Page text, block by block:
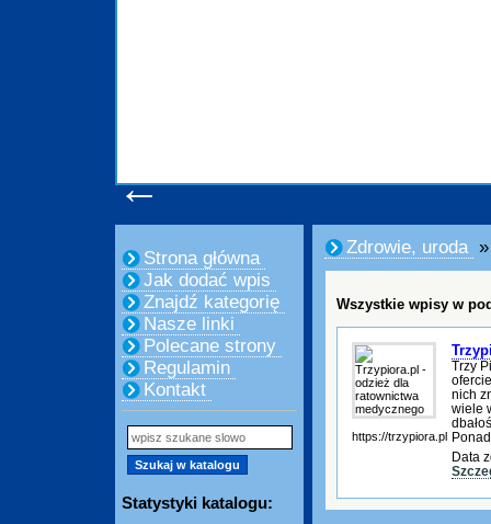
←
Strona główna
Jak dodać wpis
Znajdź kategorię
Nasze linki
Polecane strony
Regulamin
Kontakt
Statystyki katalogu:
Zdrowie, uroda
Wszystkie wpisy w
https://trzypiora.pl
Trzy
nich
wiele
Data